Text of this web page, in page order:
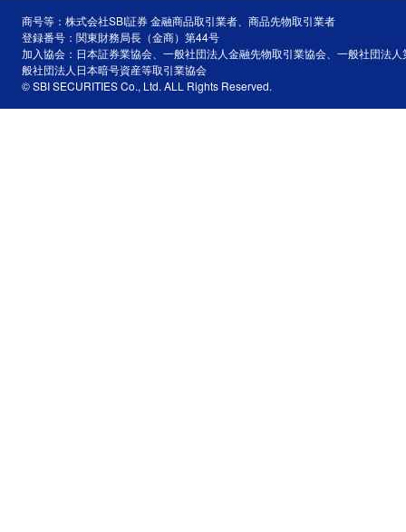
商号等：株式会社SBI証券 金融商品取引業者、商品先物取引業者
登録番号：関東財務局長（金商）第44号
加入協会：日本証券業協会、一般社団法人金融先物取引業協会、一般社団法
般社団法人日本暗号資産等取引業協会
© SBI SECURITIES Co., Ltd. ALL Rights Reserved.